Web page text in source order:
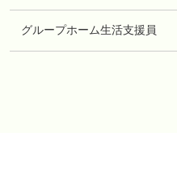
グループホーム生活支援員